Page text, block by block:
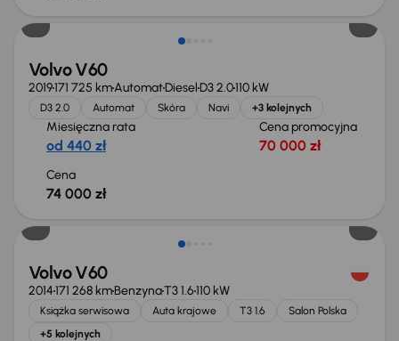
Volvo V60
2019171 725 kmAutomatDiesel D3 2.0110 kW
D3 2.0 Automat Skóra Navi +3 kolejnych
Miesięczna rata
od 440 zł
Cena promocyjna
70 000 zł
Cena
74 000 zł
Volvo V60
2014171 268 kmBenzynaT3 1.6110 kW
Książka serwisowa Auta krajowe T3 1.6
Salon Polska
+5 kolejnych